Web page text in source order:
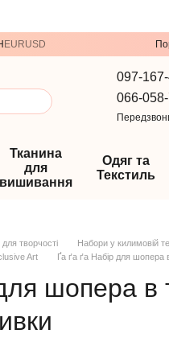
EURUSD
097-
066-
Тканина
для
вишивання
Одяг та
Текстиль
творчості
Набори у килимовій
Art
Ґа ґа ґа Набір для шопера
шопера в